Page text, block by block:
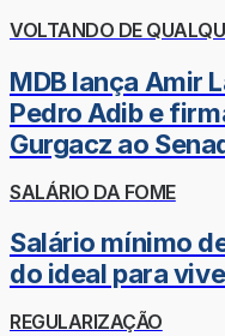
VOLTANDO DE
MDB lança Amir
Pedro Adib e
Gurgacz ao
SALÁRIO DA FOME
Salário mínimo
do ideal para
REGULARIZAÇÃO